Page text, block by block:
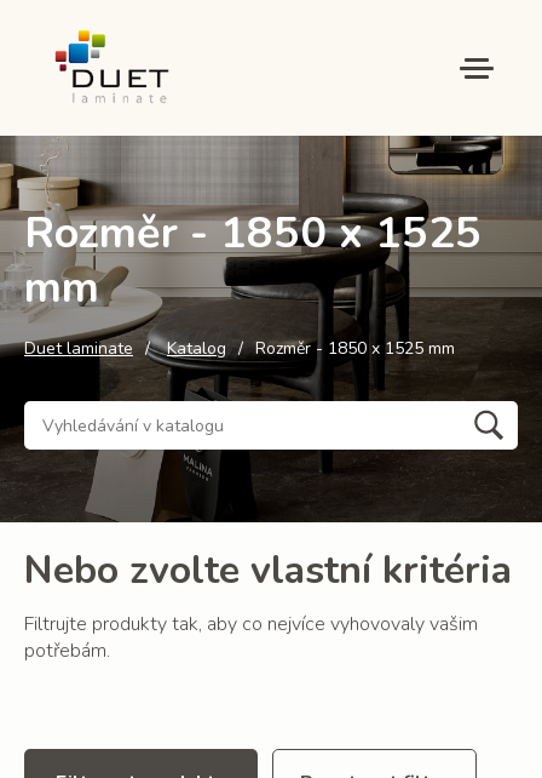
Rozměr - 1850 x 1525
mm
Duet laminate Katalog Rozměr - 1850 x 1525 mm
Nebo zvolte vlastní kritéria
Filtrujte produkty tak, aby co nejvíce vyhovovaly vašim
potřebám.